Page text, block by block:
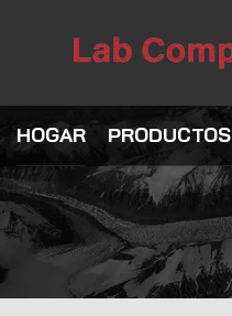
HOGAR PRODUCTOS